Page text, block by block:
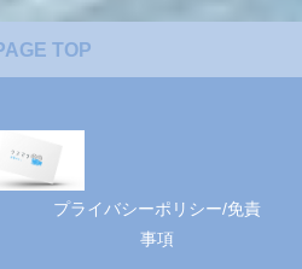
TOP
プライバシーポリシー/免責
事項